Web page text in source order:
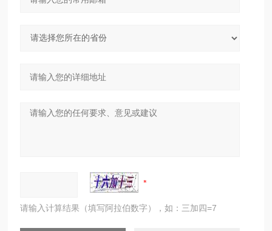
请输入计算结果（填写阿拉伯数字），如：三加四=7